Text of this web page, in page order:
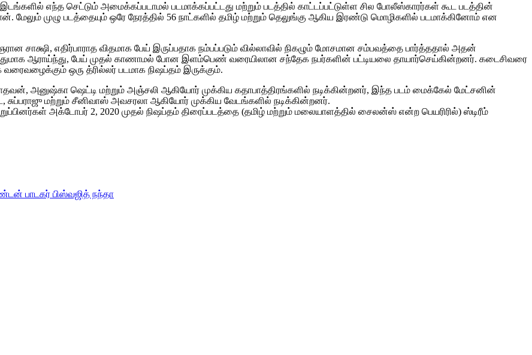
எந்த செட்டும் அமைக்கப்படாமல் படமாக்கப்பட்டது மற்றும் படத்தில் காட்டப்பட்டுள்ள சில போலீஸ்காரர்கள் கூட படத்தின்
மேலும் முழு படத்தையும் ஒரே நேரத்தில் 56 நாட்களில் தமிழ் மற்றும் தெலுங்கு ஆகிய இரண்டு மொழிகளில் படமாக்கினோம் என
சாக்ஷி, எதிர்பாராத விதமாக பேய் இருப்பதாக நம்பப்படும் வில்லாவில் நிகழும் மோசமான சம்பவத்தை பார்த்ததால் அதன்
ஆராய்ந்து, பேய் முதல் காணாமல் போன இளம்பெண் வரையிலான சந்தேக நபர்களின் பட்டியலை தாயார்செய்கின்றனர். கடைசிவரை
ஒரு த்ரில்லர் படமாக நிஷப்தம் இருக்கும்.
அனுஷ்கா ஷெட்டி மற்றும் அஞ்சலி ஆகியோர் முக்கிய கதாபாத்திரங்களில் நடிக்கின்றனர், இந்த படம் மைக்கேல் மேட்சனின்
சுப்பராஜு மற்றும் சீனிவாஸ் அவசரலா ஆகியோர் முக்கிய வேடங்களில் நடிக்கின்றனர்.
அக்டோபர் 2, 2020 முதல் நிஷப்தம் திரைப்படத்தை (தமிழ் மற்றும் மலையாளத்தில் சைலன்ஸ் என்ற பெயரிரில்) ஸ்டிரீம்
பாடகர் பிஸ்வஜித் நந்தா